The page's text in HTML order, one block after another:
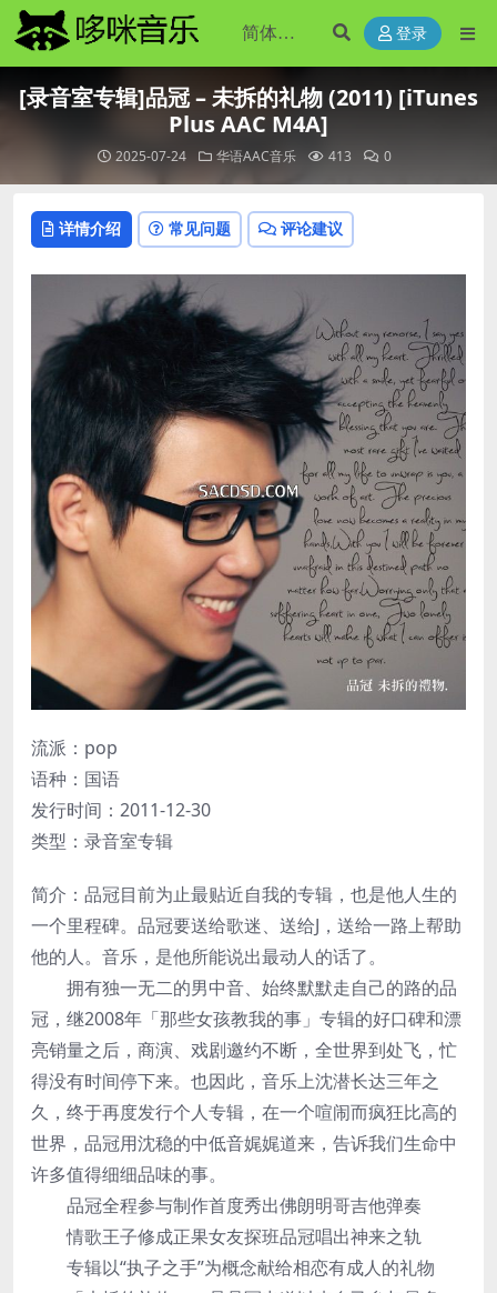
登录
[录音室专辑]品冠 – 未拆的礼物 (2011) [iTunes
Plus AAC M4A]
2025-07-24 华语AAC音乐 413 0
详情介绍 常见问题 评论建议
流派：pop
语种：国语
发行时间：2011-12-30
类型：录音室专辑
简介：品冠目前为止最贴近自我的专辑，也是他人生的
一个里程碑。品冠要送给歌迷、送给J，送给一路上帮助
他的人。音乐，是他所能说出最动人的话了。
拥有独一无二的男中音、始终默默走自己的路的品
冠，继2008年「那些女孩教我的事」专辑的好口碑和漂
亮销量之后，商演、戏剧邀约不断，全世界到处飞，忙
得没有时间停下来。也因此，音乐上沈潜长达三年之
久，终于再度发行个人专辑，在一个喧闹而疯狂比高的
世界，品冠用沈稳的中低音娓娓道来，告诉我们生命中
许多值得细细品味的事。
品冠全程参与制作首度秀出佛朗明哥吉他弹奏
情歌王子修成正果女友探班品冠唱出神来之轨
专辑以“执子之手”为概念献给相恋有成人的礼物